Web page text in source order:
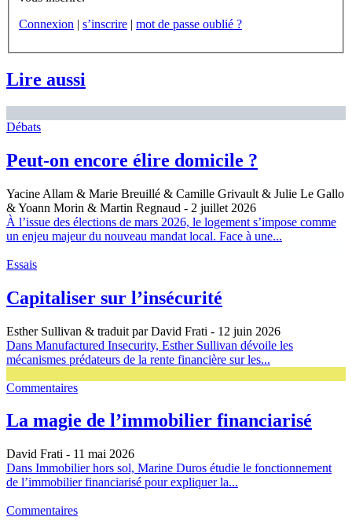
Connexion | s’inscrire | mot de passe oublié ?
Lire aussi
Débats
Peut-on encore élire domicile ?
Yacine Allam & Marie Breuillé & Camille Grivault & Julie Le Gallo
& Yoann Morin & Martin Regnaud - 2 juillet 2026
À l’issue des élections de mars 2026, le logement s’impose comme
un enjeu majeur du nouveau mandat local. Face à une...
Essais
Capitaliser sur l’insécurité
Esther Sullivan & traduit par David Frati - 12 juin 2026
Dans Manufactured Insecurity, Esther Sullivan dévoile les
mécanismes prédateurs de la rente financière sur les...
Commentaires
La magie de l’immobilier financiarisé
David Frati - 11 mai 2026
Dans Immobilier hors sol, Marine Duros étudie le fonctionnement
de l’immobilier financiarisé pour expliquer la...
Commentaires